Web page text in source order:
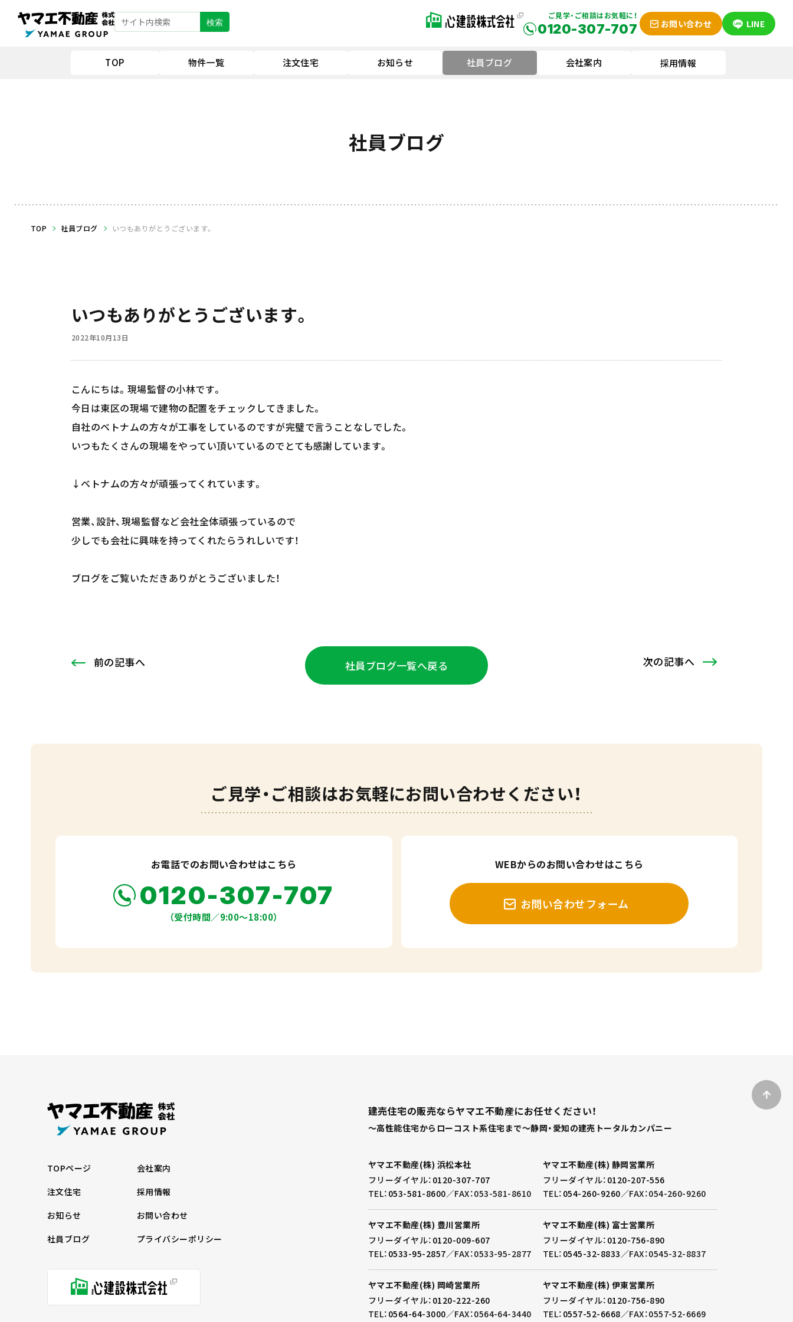
検索
ご見学・ご相談はお気軽に！
0120-307-707 お問い合わせ LINE
TOP 物件一覧 注文住宅 お知らせ 社員ブログ 会社案内 採用情報
社員ブログ
TOP 社員ブログ いつもありがとうございます。
いつもありがとうございます。
2022年10月13日
こんにちは。現場監督の小林です。
今日は東区の現場で建物の配置をチェックしてきました。
自社のベトナムの方々が工事をしているのですが完璧で言うことなしでした。
いつもたくさんの現場をやってい頂いているのでとても感謝しています。
↓ベトナムの方々が頑張ってくれています。
営業、設計、現場監督など会社全体頑張っているので
少しでも会社に興味を持ってくれたらうれしいです！
ブログをご覧いただきありがとうございました！
前の記事へ 社員ブログ一覧へ戻る 次の記事へ
ご見学・ご相談はお気軽にお問い合わせください！
お電話でのお問い合わせはこちら
0120-307-707
（受付時間／9:00〜18:00）
WEBからのお問い合わせはこちら
お問い合わせフォーム
TOPページ
会社案内
注文住宅
採用情報
お知らせ
お問い合わせ
社員ブログ
プライバシーポリシー
建売住宅の販売ならヤマエ不動産にお任せください！
～高性能住宅からローコスト系住宅まで～静岡・愛知の建売トータルカンパニー
ヤマエ不動産(株) 浜松本社
フリーダイヤル： 0120-307-707
TEL： 053-581-8600／FAX：053-581-8610
ヤマエ不動産(株) 静岡営業所
フリーダイヤル： 0120-207-556
TEL： 054-260-9260／FAX：054-260-9260
ヤマエ不動産(株) 豊川営業所
フリーダイヤル： 0120-009-607
TEL： 0533-95-2857／FAX：0533-95-2877
ヤマエ不動産(株) 富士営業所
フリーダイヤル： 0120-756-890
TEL： 0545-32-8833／FAX：0545-32-8837
ヤマエ不動産(株) 岡崎営業所
フリーダイヤル： 0120-222-260
TEL： 0564-64-3000／FAX：0564-64-3440
ヤマエ不動産(株) 伊東営業所
フリーダイヤル： 0120-756-890
TEL： 0557-52-6668／FAX：0557-52-6669